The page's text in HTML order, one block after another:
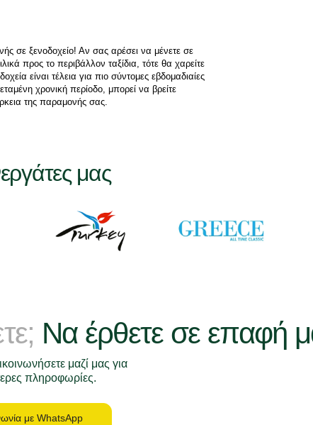
σε ξενοδοχείο! Αν σας αρέσει να μένετε σε
προς το περιβάλλον ταξίδια, τότε θα χαρείτε
είναι τέλεια για πιο σύντομες εβδομαδιαίες
χρονική περίοδο, μπορεί να βρείτε
της παραμονής σας.
μας
Να έρθετε σε επαφή
μαζί μας για
πληροφωρίες.
με WhatsApp